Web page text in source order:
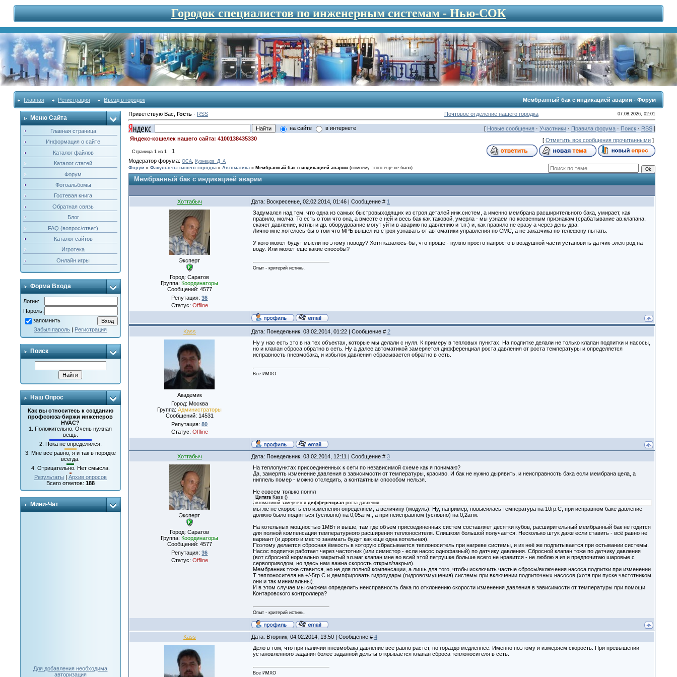
Городок специалистов по инженерным системам - Нью-СОК
Главная Регистрация Въезд в городок Мембранный бак с индикацией аварии - Форум
Меню Сайта
Главная страница
Информация о сайте
Каталог файлов
Каталог статей
Форум
Фотоальбомы
Гостевая книга
Обратная связь
Блог
FAQ (вопрос/ответ)
Каталог сайтов
Игротека
Онлайн игры
Форма Входа
Логин:
Пароль:
запомнить
Забыл пароль | Регистрация
Поиск
Наш Опрос
Как вы относитесь к созданию
профсоюза-биржи инженеров
HVAC?
1.Положительно. Очень нужная
вещь.
2. Пока не определился.
3. Мне все равно, я и так в порядке
всегда.
4. Отрицательно. Нет смысла.
Результаты | Архив опросов
Всего ответов: 188
Мини-Чат
Для добавления необходима
авторизация
Приветствую Вас Гость· RSS Почтовое отделение нашего городка 07.08.2026, 02:01
на сайте в интернете [ Новые сообщения· Участники· Правила форума· Поиск· RSS]
Яндекс-кошелек нашего сайта: 4100138435330
[ Отметить все сообщения прочитанными]
Страница 1 из 1
1
Модератор форума: OCA,
Кузнецов_Д_А
Форум » Факультеты нашего городка » Автоматика » Мембранный бак с индикацией аварии (помоему этого еще не было)
Мембранный бак с индикацией аварии
Хоттабыч Дата: Воскресенье, 02.02.2014, 01:46 | Сообщение # 1
Эксперт
Город: Саратов
Группа:Координаторы
Сообщений: 4577
Репутация:36
Статус: Offline
Задумался над тем, что одна из самых быстровыходящих из строя деталей инж.систем, а именно мембрана расширительного бака, умирает, как
правило, молча. То есть о том что она, а вместе с ней и весь бак как таковой, умерла - мы узнаем по косвенным признакам (срабатывание ав.клапана,
скачет давление, котлы и др. оборудование могут уйти в аварию по давлению и т.п.) и, как правило не сразу а через день-два.
Лично мне хотелось-бы о том что МРБ вышел из строя узнавать от автоматики управления по СМС, а не заказчика по телефону пытать.
У кого может будут мысли по этому поводу? Хотя казалось-бы, что проще - нужно просто напросто в воздушной части установить датчик-электрод на
воду. Или может еще какие способы?
Опыт - критерий истины.
Kass Дата: Понедельник, 03.02.2014, 01:22 | Сообщение # 2
Академик
Город: Москва
Группа:Администраторы
Сообщений: 14531
Репутация:80
Статус: Offline
Ну у нас есть это в на тех объектах, которые мы делали с нуля. К примеру в тепловых пунктах. На подпитке делали не только клапан подпитки и насосы,
но и клапан сброса обратно в сеть. Ну а далее автоматикой замеряется дифференциал роста давления от роста температуры и определяется
исправность пневмобака, и избыток давления сбрасывается обратно в сеть.
Все ИМХО
Хоттабыч Дата: Понедельник, 03.02.2014, 12:11 | Сообщение # 3
Эксперт
Город: Саратов
Группа:Координаторы
Сообщений: 4577
Репутация:36
Статус: Offline
На теплопунктах присоединенных к сети по независимой схеме как я понимаю?
Да, замерять изменение давления в зависимости от температуры, красиво. И бак не нужно дырявить, и неисправность бака если мембрана цела, а
ниппель помер - можно отследить, а контактным способом нельзя.
Не совсем только понял
Цитата Kass()
автоматикой замеряется дифференциалроста давления
мы же не скорость его изменения определяем, а величину (модуль). Ну, например, повысилась температура на 10гр.С, при исправном баке давление
должно было подняться (условно) на 0,05атм., а при неисправном (условно) на 0,2атм.
На котельных мощностью 1МВт и выше, там где объем присоединенных систем составляет десятки кубов, расширительный мембранный бак не годится
для полной компенсации температурного расширения теплоносителя. Слишком большой получается. Несколько штук даже если ставить - всё равно не
вариант (и дорого и место занимать будут как еще одна котельная).
Поэтому делается сбросная ёмкость в которую сбрасывается теплоноситель при нагреве системы, и из неё же подпитывается при остывании системы.
Насос подпитки работает через частотник (или симистор - если насос однофазный) по датчику давления. Сбросной клапан тоже по датчику давления
(вот сбросной нормально закрытый эл.маг клапан мне во всей этой петрушке больше всего не нравится - не люблю я из и предпочитаю шаровые с
сервоприводом, но здесь нам важна скорость открыл/закрыл).
Мембранник тоже ставится, но не для полной компенсации, а лишь для того, чтобы исключить частые сбросы/включения насоса подпитки при изменении
Т теплоносителя на +/-5гр.С и демпфировать гидроудары (гидровозмущения) системы при включении подпиточных насосов (хотя при пуске частотником
они и так минимальны).
И в этом случае мы сможем определить неисправность бака по отклонению скорости изменения давления в зависимости от температуры при помощи
Контаровского контроллера?
Опыт - критерий истины.
Kass Дата: Вторник, 04.02.2014, 13:50 | Сообщение # 4
Дело в том, что при наличии пневмобака давление все равно растет, но гораздо медленнее. Именно поэтому и измеряем скорость. При превышении
установленного задания более заданной дельты открывается клапан сброса теплоносителя в сеть.
Все ИМХО